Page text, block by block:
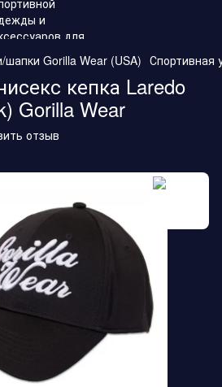
шапки Gorilla Wear (USA) Спортивная
кепка Laredo
Gorilla Wear
отзыв